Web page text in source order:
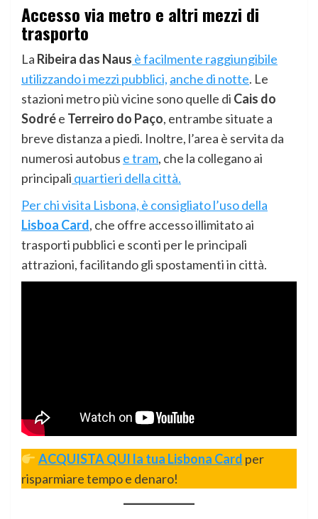
Accesso via metro e altri mezzi di
trasporto
La Ribeira das Naus è facilmente raggiungibile
utilizzando i mezzi pubblici, anche di notte. Le
stazioni metro più vicine sono quelle di Cais do
Sodrée Terreiro do Paço, entrambe situate a
breve distanza a piedi. Inoltre, l’area è servita da
numerosi autobus e tram, che la collegano ai
principali quartieri della città.
Per chi visita Lisbona, è consigliato l’uso della
Lisboa Card, che offre accesso illimitato ai
trasporti pubblici e sconti per le principali
attrazioni, facilitando gli spostamenti in città.
ACQUISTA QUI la tua Lisbona Card per
risparmiare tempo e denaro!